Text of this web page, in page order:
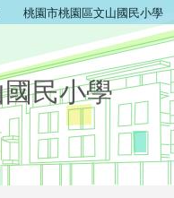
桃園市桃園區文山國民小學
民小學